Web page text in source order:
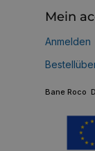
Mein
Anmelden
Bane Roco